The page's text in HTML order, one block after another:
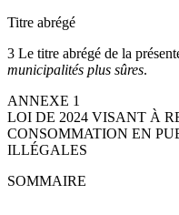
Titre abrégé
3 Le titre abrégé de la
municipalités plus sûres.
ANNEXE 1
LOI DE 2024 VISANT À
CONSOMMATION EN
ILLÉGALES
SOMMAIRE